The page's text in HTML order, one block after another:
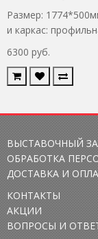
Размер:
и каркас:
6300 руб.
ВЫСТАВОЧНЫЙ
ОБРАБОТКА
ДОСТАВКА И
КОНТАКТЫ
АКЦИИ
ВОПРОСЫ И